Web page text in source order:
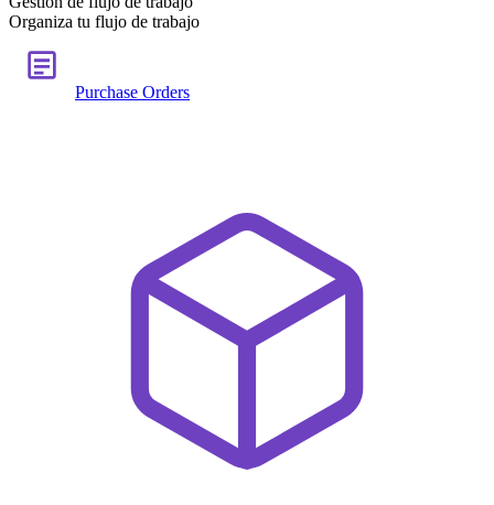
Organiza tu flujo de trabajo
Purchase Orders